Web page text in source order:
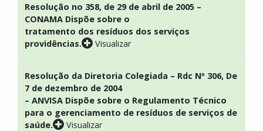
Resolução no 358, de 29 de abril de 2005 –
CONAMA Dispõe sobre o
tratamento dos resíduos dos serviços
providências.
Visualizar
Resolução da Diretoria Colegiada – Rdc Nº 306, De
7 de dezembro de 2004
– ANVISA Dispõe sobre o Regulamento Técnico
para o gerenciamento de resíduos de serviços de
saúde.
Visualizar